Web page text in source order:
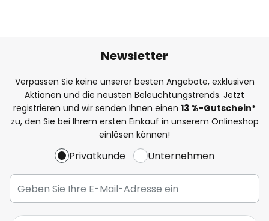
Newsletter
Verpassen Sie keine unserer besten Angebote, exklusiven
Aktionen und die neusten Beleuchtungstrends. Jetzt
registrieren und wir senden Ihnen einen 13 %-Gutschein*
zu, den Sie bei Ihrem ersten Einkauf in unserem Onlineshop
einlösen können!
Privatkunde Unternehmen